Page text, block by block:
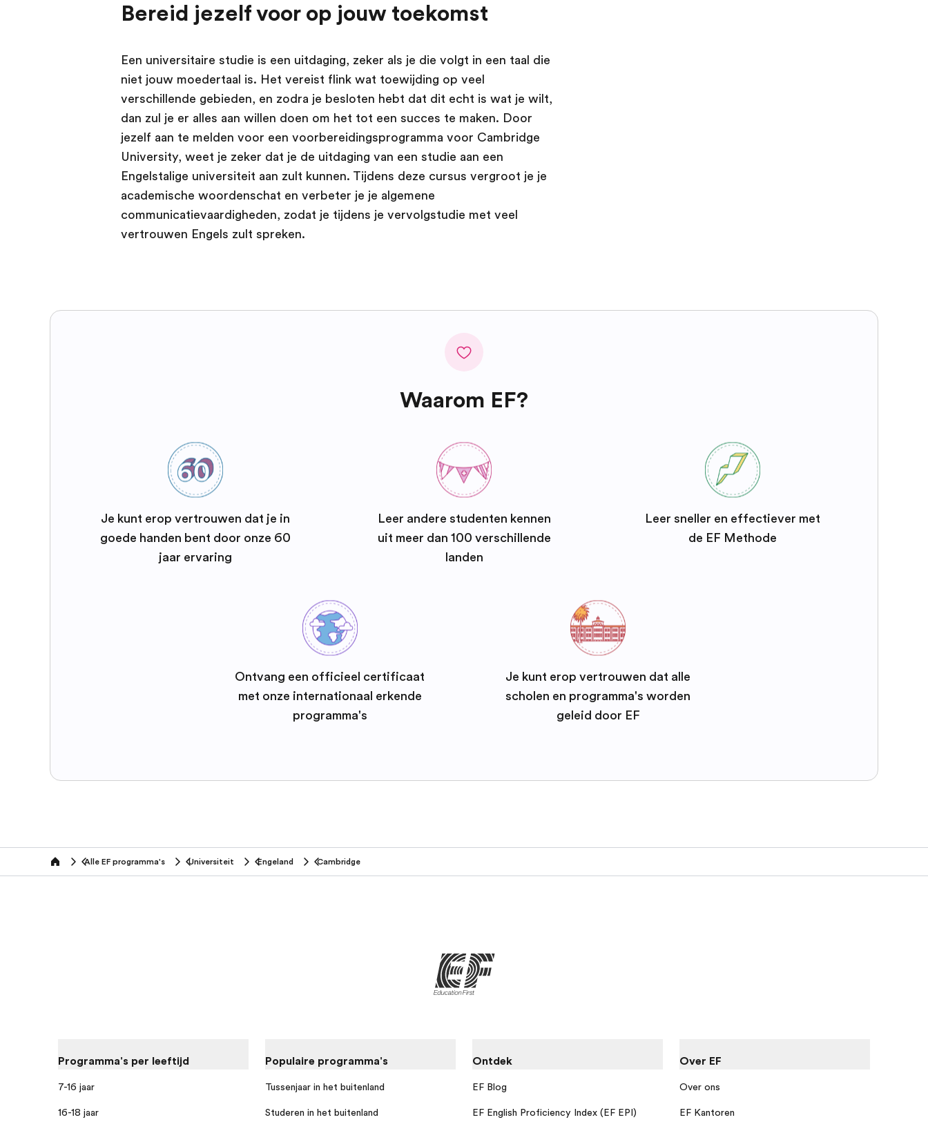
Bereid jezelf voor op jouw toekomst
Een universitaire studie is een uitdaging, zeker als je die volgt in een taal die
niet jouw moedertaal is. Het vereist flink wat toewijding op veel
verschillende gebieden, en zodra je besloten hebt dat dit echt is wat je wilt,
dan zul je er alles aan willen doen om het tot een succes te maken. Door
jezelf aan te melden voor een voorbereidingsprogramma voor Cambridge
University, weet je zeker dat je de uitdaging van een studie aan een
Engelstalige universiteit aan zult kunnen. Tijdens deze cursus vergroot je je
academische woordenschat en verbeter je je algemene
communicatievaardigheden, zodat je tijdens je vervolgstudie met veel
vertrouwen Engels zult spreken.
Waarom EF?
Je kunt erop vertrouwen dat je in
goede handen bent door onze 60
jaar ervaring
Leer andere studenten kennen
uit meer dan 100 verschillende
landen
Leer sneller en effectiever met
de EF Methode
Ontvang een officieel certificaat
met onze internationaal erkende
programma's
Je kunt erop vertrouwen dat alle
scholen en programma's worden
geleid door EF
home Alle EF programma's Universiteit Engeland Cambridge
Programma's per leeftijd
7-16 jaar
16-18 jaar
Populaire programma's
Tussenjaar in het buitenland
Studeren in het buitenland
Ontdek
EF Blog
EF English Proficiency Index (EF EPI)
Over EF
Over ons
EF Kantoren